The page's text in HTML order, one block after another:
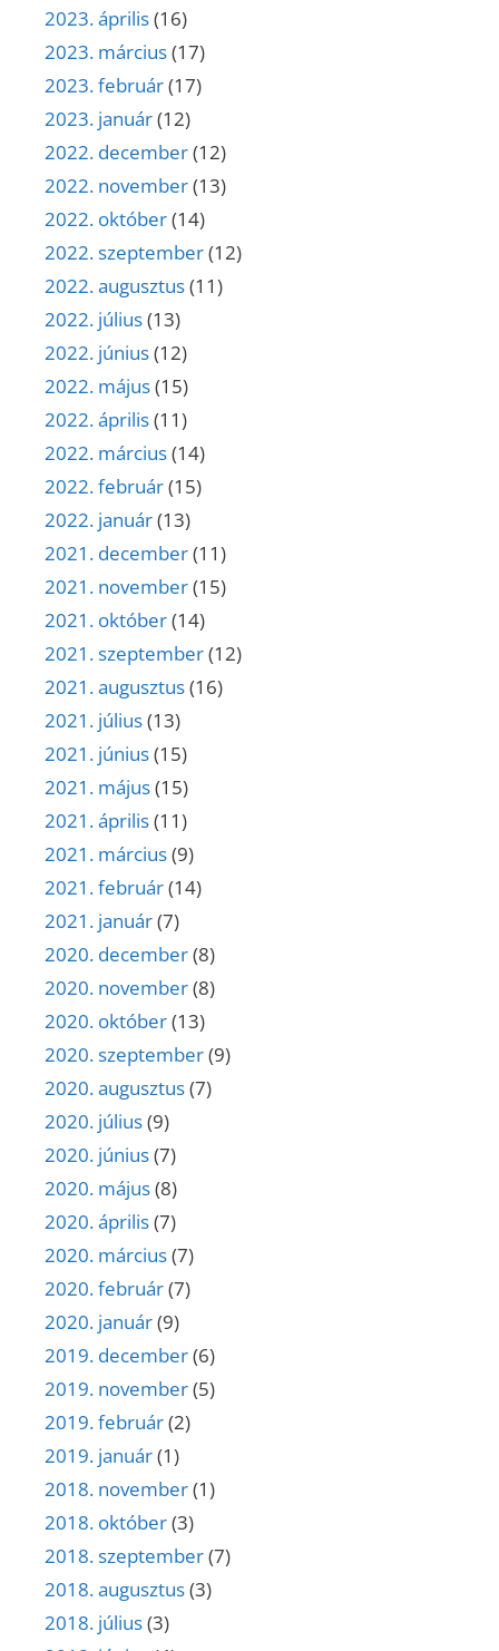
2023. április(16)
2023. március(17)
2023. február(17)
2023. január(12)
2022. december(12)
2022. november(13)
2022. október(14)
2022. szeptember(12)
2022. augusztus(11)
2022. július(13)
2022. június(12)
2022. május(15)
2022. április(11)
2022. március(14)
2022. február(15)
2022. január(13)
2021. december(11)
2021. november(15)
2021. október(14)
2021. szeptember(12)
2021. augusztus(16)
2021. július(13)
2021. június(15)
2021. május(15)
2021. április(11)
2021. március(9)
2021. február(14)
2021. január(7)
2020. december(8)
2020. november(8)
2020. október(13)
2020. szeptember(9)
2020. augusztus(7)
2020. július(9)
2020. június(7)
2020. május(8)
2020. április(7)
2020. március(7)
2020. február(7)
2020. január(9)
2019. december(6)
2019. november(5)
2019. február(2)
2019. január(1)
2018. november(1)
2018. október(3)
2018. szeptember(7)
2018. augusztus(3)
2018. július(3)